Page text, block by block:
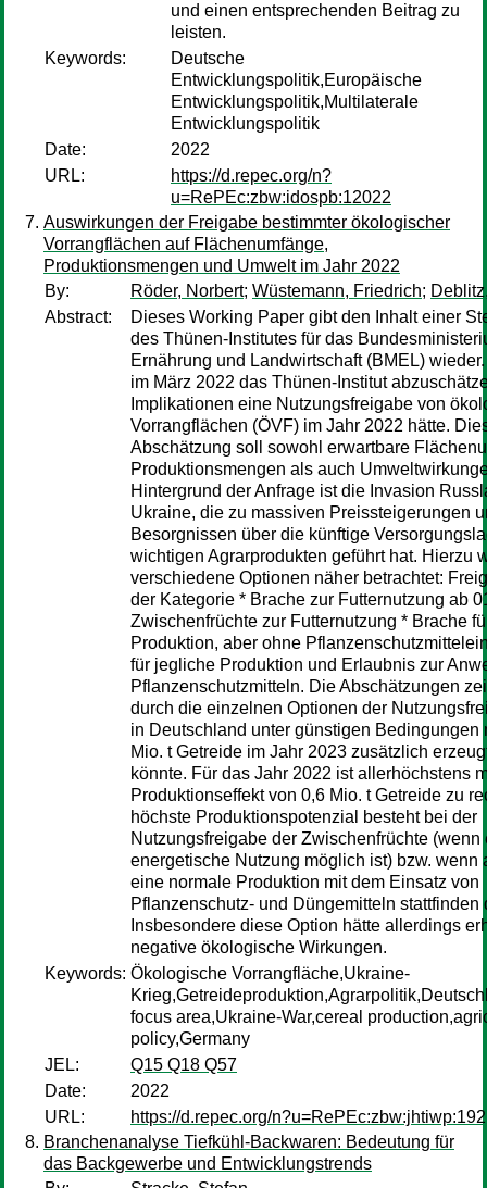
und einen entsprechenden Beitrag zu
leisten.
Keywords:
Deutsche
Entwicklungspolitik,Europäische
Entwicklungspolitik,Multilaterale
Entwicklungspolitik
Date:
2022
URL:
https://d.repec.org/n?
u=RePEc:zbw:idospb:12022
Auswirkungen der Freigabe bestimmter ökologischer
Vorrangflächen auf Flächenumfänge,
Produktionsmengen und Umwelt im Jahr 2022
By:
Röder, Norbert; Wüstemann, Friedrich;
Abstract:
Dieses Working Paper gibt den Inhalt einer
des Thünen-Institutes für das
Ernährung und Landwirtschaft (BMEL)
im März 2022 das Thünen-Institut
Implikationen eine Nutzungsfreigabe von
Vorrangflächen (ÖVF) im Jahr 2022 hätte.
Abschätzung soll sowohl erwartbare
Produktionsmengen als auch
Hintergrund der Anfrage ist die Invasion
Ukraine, die zu massiven Preissteigerungen
Besorgnissen über die künftige
wichtigen Agrarprodukten geführt hat. Hierzu
verschiedene Optionen näher betrachtet:
der Kategorie * Brache zur Futternutzung ab
Zwischenfrüchte zur Futternutzung * Brache
Produktion, aber ohne
für jegliche Produktion und Erlaubnis zur
Pflanzenschutzmitteln. Die Abschätzungen
durch die einzelnen Optionen der
in Deutschland unter günstigen Bedingungen
Mio. t Getreide im Jahr 2023 zusätzlich
könnte. Für das Jahr 2022 ist allerhöchstens
Produktionseffekt von 0,6 Mio. t Getreide zu
höchste Produktionspotenzial besteht bei der
Nutzungsfreigabe der Zwischenfrüchte (wenn
energetische Nutzung möglich ist) bzw. wenn
eine normale Produktion mit dem Einsatz von
Pflanzenschutz- und Düngemitteln stattfinden
Insbesondere diese Option hätte allerdings
negative ökologische Wirkungen.
Keywords: Ökologische Vorrangfläche,Ukraine-
focus area,Ukraine-War,cereal
policy,Germany
JEL:
Q15 Q18 Q57
Date:
2022
URL:
https://d.repec.org/n?u=RePEc:zbw:jhtiwp:192
Branchenanalyse Tiefkühl-Backwaren: Bedeutung für
das Backgewerbe und Entwicklungstrends